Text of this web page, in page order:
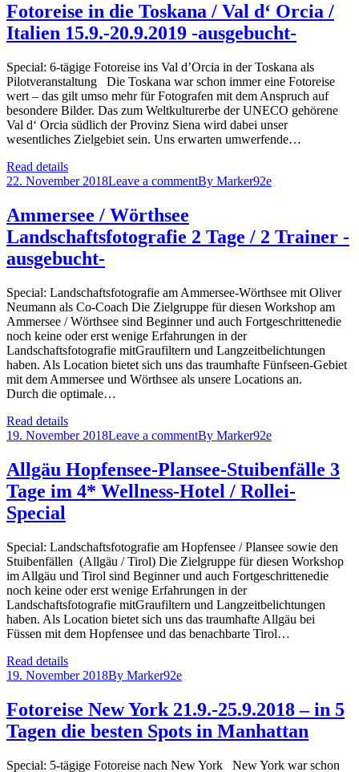
Fotoreise in die Toskana / Val d‘ Orcia /
Italien 15.9.-20.9.2019 -ausgebucht-
Special: 6-tägige Fotoreise ins Val d’Orcia in der Toskana als
Pilotveranstaltung Die Toskana war schon immer eine Fotoreise
wert – das gilt umso mehr für Fotografen mit dem Anspruch auf
besondere Bilder. Das zum Weltkulturerbe der UNECO gehörene
Val d‘ Orcia südlich der Provinz Siena wird dabei unser
wesentliches Zielgebiet sein. Uns erwarten umwerfende…
Read details
22. November 2018Leave a commentBy Marker92e
Ammersee / Wörthsee
Landschaftsfotografie 2 Tage / 2 Trainer -
ausgebucht-
Special: Landschaftsfotografie am Ammersee-Wörthsee mit Oliver
Neumann als Co-Coach Die Zielgruppe für diesen Workshop am
Ammersee / Wörthsee sind Beginner und auch Fortgeschrittenedie
noch keine oder erst wenige Erfahrungen in der
Landschaftsfotografie mitGraufiltern und Langzeitbelichtungen
haben. Als Location bietet sich uns das traumhafte Fünfseen-Gebiet
mit dem Ammersee und Wörthsee als unsere Locations an.
Durch die optimale…
Read details
19. November 2018Leave a commentBy Marker92e
Allgäu Hopfensee-Plansee-Stuibenfälle 3
Tage im 4* Wellness-Hotel / Rollei-
Special
Special: Landschaftsfotografie am Hopfensee / Plansee sowie den
Stuibenfällen (Allgäu / Tirol) Die Zielgruppe für diesen Workshop
im Allgäu und Tirol sind Beginner und auch Fortgeschrittenedie
noch keine oder erst wenige Erfahrungen in der
Landschaftsfotografie mitGraufiltern und Langzeitbelichtungen
haben. Als Location bietet sich uns das traumhafte Allgäu bei
Füssen mit dem Hopfensee und das benachbarte Tirol…
Read details
19. November 2018By Marker92e
Fotoreise New York 21.9.-25.9.2018 – in 5
Tagen die besten Spots in Manhattan
Special: 5-tägige Fotoreise nach New York New York war schon